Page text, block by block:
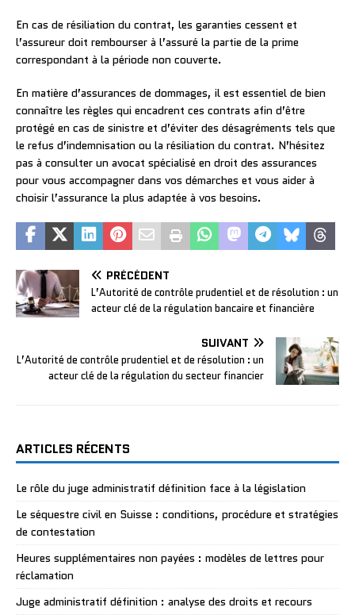
En cas de résiliation du contrat, les garanties cessent et
l’assureur doit rembourser à l’assuré la partie de la prime
correspondant à la période non couverte.
En matière d’assurances de dommages, il est essentiel de bien
connaître les règles qui encadrent ces contrats afin d’être
protégé en cas de sinistre et d’éviter des désagréments tels que
le refus d’indemnisation ou la résiliation du contrat. N’hésitez
pas à consulter un avocat spécialisé en droit des assurances
pour vous accompagner dans vos démarches et vous aider à
choisir l’assurance la plus adaptée à vos besoins.
PRÉCÉDENT
L’Autorité de contrôle prudentiel et de résolution : un
acteur clé de la régulation bancaire et financière
SUIVANT
L’Autorité de contrôle prudentiel et de résolution : un
acteur clé de la régulation du secteur financier
ARTICLES RÉCENTS
Le rôle du juge administratif définition face à la législation
Le séquestre civil en Suisse : conditions, procédure et stratégies
de contestation
Heures supplémentaires non payées : modèles de lettres pour
réclamation
Juge administratif définition : analyse des droits et recours